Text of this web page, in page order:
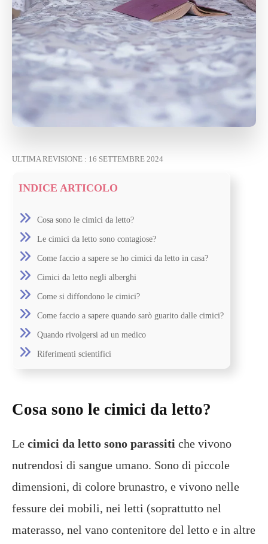
ULTIMA REVISIONE : 16 SETTEMBRE 2024
INDICE ARTICOLO
Cosa sono le cimici da letto?
Le cimici da letto sono contagiose?
Come faccio a sapere se ho cimici da letto in casa?
Cimici da letto negli alberghi
Come si diffondono le cimici?
Come faccio a sapere quando sarò guarito dalle cimici?
Quando rivolgersi ad un medico
Riferimenti scientifici
Cosa sono le cimici da letto?
Le cimici da letto sono parassiti che vivono
nutrendosi di sangue umano. Sono di piccole
dimensioni, di colore brunastro, e vivono nelle
fessure dei mobili, nei letti (soprattutto nel
materasso, nel vano contenitore del letto e in altre